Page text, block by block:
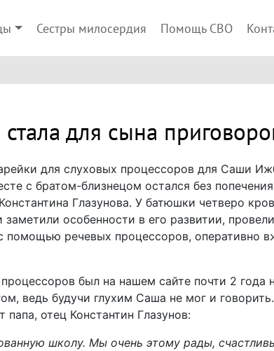
Сестры милосердия Помощь СВО
стала для сына
для слуховых процессоров для Саши
с братом-близнецом остался без
Глазунова. У батюшки четверо
особенности в его развитии,
помощью речевых процессоров, оперативно
был на нашем сайте почти 2 года
ведь будучи глухим Саша не мог и
отец Константин Глазунов:
школу. Мы очень этому рады,